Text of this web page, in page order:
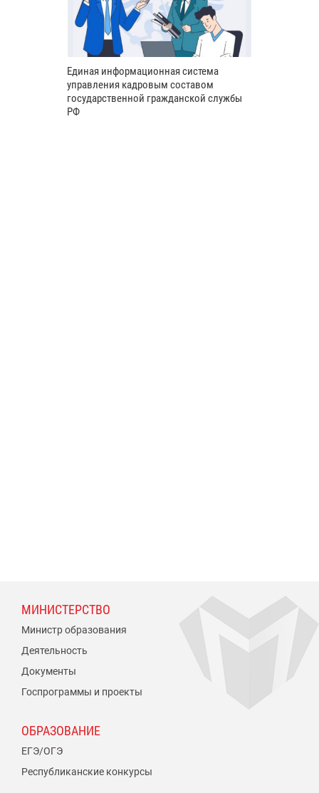
Единая информационная система
управления кадровым составом
государственной гражданской службы
РФ
МИНИСТЕРСТВО
Министр образования
Деятельность
Документы
Госпрограммы и проекты
ОБРАЗОВАНИЕ
ЕГЭ/ОГЭ
Республиканские конкурсы